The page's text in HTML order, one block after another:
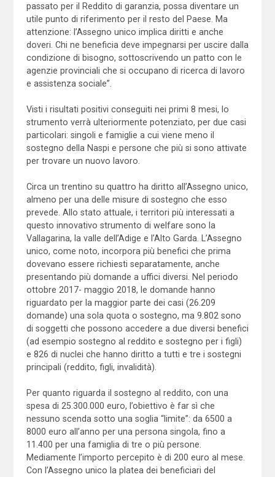
passato per il Reddito di garanzia, possa diventare un
utile punto di riferimento per il resto del Paese. Ma
attenzione: l’Assegno unico implica diritti e anche
doveri. Chi ne beneficia deve impegnarsi per uscire dalla
condizione di bisogno, sottoscrivendo un patto con le
agenzie provinciali che si occupano di ricerca di lavoro
e assistenza sociale”.
Visti i risultati positivi conseguiti nei primi 8 mesi, lo
strumento verrà ulteriormente potenziato, per due casi
particolari: singoli e famiglie a cui viene meno il
sostegno della Naspi e persone che più si sono attivate
per trovare un nuovo lavoro.
Circa un trentino su quattro ha diritto all’Assegno unico,
almeno per una delle misure di sostegno che esso
prevede. Allo stato attuale, i territori più interessati a
questo innovativo strumento di welfare sono la
Vallagarina, la valle dell’Adige e l’Alto Garda. L’Assegno
unico, come noto, incorpora più benefici che prima
dovevano essere richiesti separatamente, anche
presentando più domande a uffici diversi. Nel periodo
ottobre 2017- maggio 2018, le domande hanno
riguardato per la maggior parte dei casi (26.209
domande) una sola quota o sostegno, ma 9.802 sono
di soggetti che possono accedere a due diversi benefici
(ad esempio sostegno al reddito e sostegno per i figli)
e 826 di nuclei che hanno diritto a tutti e tre i sostegni
principali (reddito, figli, invalidità).
Per quanto riguarda il sostegno al reddito, con una
spesa di 25.300.000 euro, l’obiettivo è far sì che
nessuno scenda sotto una soglia “limite”: da 6500 a
8000 euro all’anno per una persona singola, fino a
11.400 per una famiglia di tre o più persone.
Mediamente l’importo percepito è di 200 euro al mese.
Con l’Assegno unico la platea dei beneficiari del